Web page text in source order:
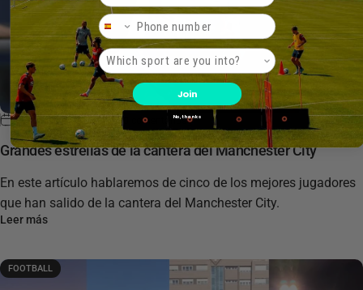
3 de mayo de 2024 0 comentarios
Grandes estrellas de la cantera del Manchester City
En este artículo hablaremos de cinco de los mejores jugadores
que han salido de la cantera del Manchester City.
Leer más
FOOTBALL
Phone Number
Product interest
Join
No, thanks